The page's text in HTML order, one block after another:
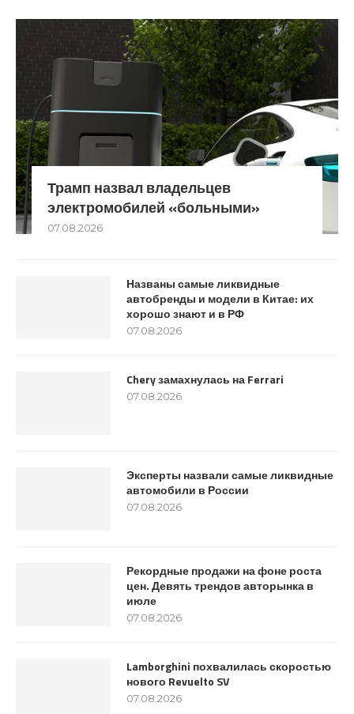
Трамп назвал владельцев
электромобилей «больными»
07.08.2026
Названы самые ликвидные
автобренды и модели в Китае: их
хорошо знают и в РФ
07.08.2026
Chery замахнулась на Ferrari
07.08.2026
Эксперты назвали самые ликвидные
автомобили в России
07.08.2026
Рекордные продажи на фоне роста
цен. Девять трендов авторынка в
июле
07.08.2026
Lamborghini похвалилась скоростью
нового Revuelto SV
07.08.2026